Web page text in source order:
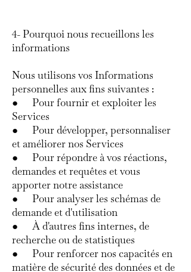
4- Pourquoi nous recueillons les
informations
Nous utilisons vos Informations
personnelles aux fins suivantes :
● Pour fournir et exploiter les
Services
● Pour développer, personnaliser
et améliorer nos Services
● Pour répondre à vos réactions,
demandes et requêtes et vous
apporter notre assistance
● Pour analyser les schémas de
demande et d'utilisation
● À d'autres fins internes, de
recherche ou de statistiques
● Pour renforcer nos capacités en
matière de sécurité des données et de